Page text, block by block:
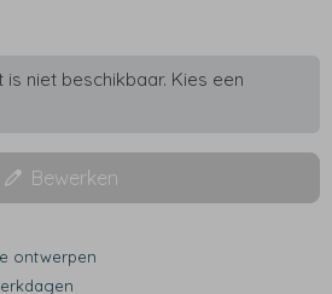
niet beschikbaar. Kies een
Bewerken
ontwerpen